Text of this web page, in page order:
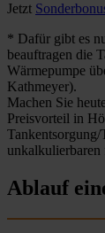
Jetzt
* Dafür gibt es
beauftragen die
Wärmepumpe
Kathmeyer).
Machen Sie
Preisvorteil in
unkalkulierbaren
Ablauf